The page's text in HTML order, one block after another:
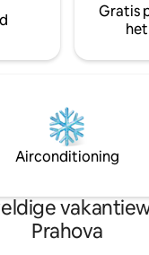
Gratis
Airconditioning
Prahova